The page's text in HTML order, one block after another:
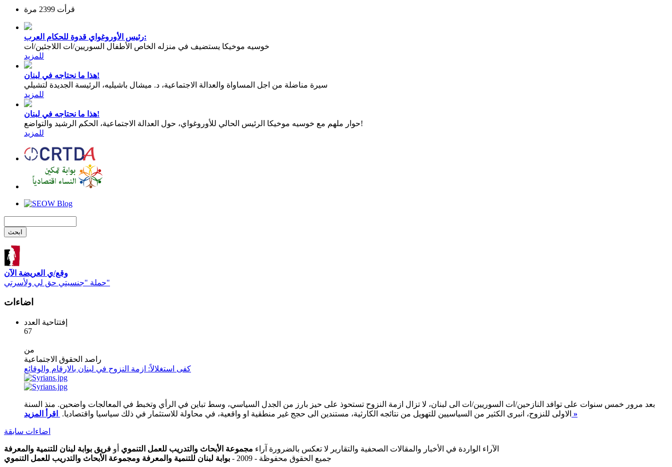
قرأت 2399 مرة
رئيس الأوروغواي قدوة للحكام العرب:
خوسيه موخيكا يستضيف في منزله الخاص الأطفال السوريين/ات اللاجئين/ات
للمزيد
هذا ما نحتاجه في لبنان!
سيرة مناضلة من اجل المساواة والعدالة الاجتماعية، د. ميشال باشيليه، الرئيسة الجديدة لتشيلي
للمزيد
هذا ما نحتاجه في لبنان!
حوار ملهم مع خوسيه موخيكا الرئيس الحالي للأوروغواي، حول العدالة الاجتماعية، الحكم الرشيد والتواضع!
للمزيد
وقع/ي العريضة الآن
حملة "جنسيتي حق لي ولأسرتي"
اضاءات
إفتتاحية العدد
67
من
راصد الحقوق الاجتماعية
كفى استغلالاً: ازمة النزوح في لبنان بالارقام والوقائع
بعد مرور خمس سنوات على توافد النازحين/ات السوريين/ات الى لبنان، لا تزال ازمة النزوح تستحوذ على حيز بارز من الجدل السياسي، وسط تباين في الرأي وتخبط في المعالجات واضحين. منذ السنة
الاولى للنزوح، انبرى الكثير من السياسيين للتهويل من نتائجه الكارثية، مستندين الى حجج غير منطقية او واقعية، في محاولة للاستثمار في ذلك سياسيا واقتصاديا. اقرأ المزيد »
اضاءات سابقة
الآراء الواردة في الأخبار والمقالات الصحفية والتقارير لا تعكس بالضرورة آراء مجموعة الأبحاث والتدريب للعمل التنموي أو فريق بوابة لبنان للتنمية والمعرفة
جميع الحقوق محفوظة - 2009 -
بوابة لبنان للتنمية والمعرفة ومجموعة الأبحاث والتدريب للعمل التنموي